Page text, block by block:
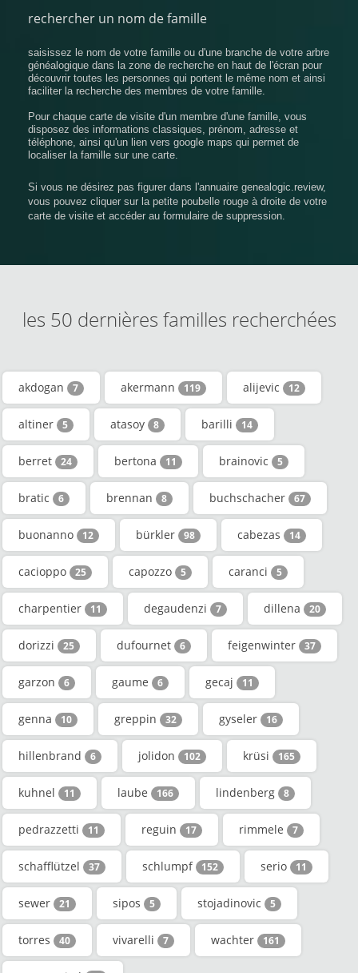
rechercher un nom de famille
saisissez le nom de votre famille ou d'une branche de votre arbre
généalogique dans la zone de recherche en haut de l'écran pour
découvrir toutes les personnes qui portent le même nom et ainsi
faciliter la recherche des membres de votre famille.
Pour chaque carte de visite d'un membre d'une famille, vous
disposez des informations classiques, prénom, adresse et
téléphone, ainsi qu'un lien vers google maps qui permet de
localiser la famille sur une carte.
Si vous ne désirez pas figurer dans l'annuaire genealogic.review,
vous pouvez cliquer sur la petite poubelle rouge à droite de votre
carte de visite et accéder au formulaire de suppression.
les 50 dernières familles recherchées
akdogan 7 akermann 119 alijevic 12
altiner 5 atasoy 8 barilli 14
berret 24 bertona 11 brainovic 5
bratic 6 brennan 8 buchschacher 67
buonanno 12 bürkler 98 cabezas 14
cacioppo 25 capozzo 5 caranci 5
charpentier 11 degaudenzi 7 dillena 20
dorizzi 25 dufournet 6 feigenwinter 37
garzon 6 gaume 6 gecaj 11
genna 10 greppin 32 gyseler 16
hillenbrand 6 jolidon 102 krüsi 165
kuhnel 11 laube 166 lindenberg 8
pedrazzetti 11 reguin 17 rimmele 7
schafflützel 37 schlumpf 152 serio 11
sewer 21 sipos 5 stojadinovic 5
torres 40 vivarelli 7 wachter 161